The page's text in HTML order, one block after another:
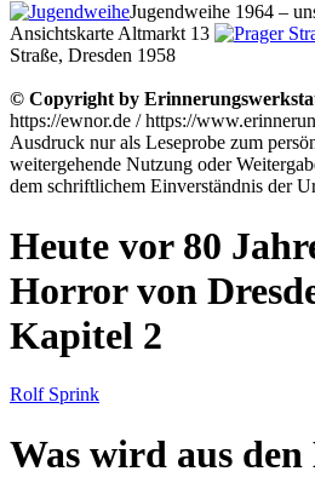
Jugendweihe 1964 –
Ansichtskarte Altmarkt 13
Straße, Dresden 1958
© Copyright by
https://ewnor.de / https://
Ausdruck nur als Leseprobe zum
weitergehende Nutzung oder
dem schriftlichem Einverständnis der
Heute vor 80
Horror von
Kapitel 2
Rolf Sprink
Was wird aus